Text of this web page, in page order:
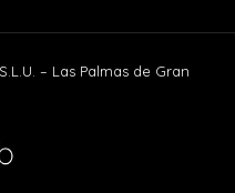
– Las Palmas de Gran